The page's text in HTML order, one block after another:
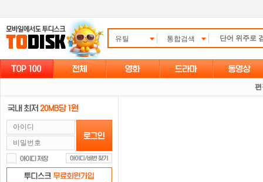
유틸 통합검색